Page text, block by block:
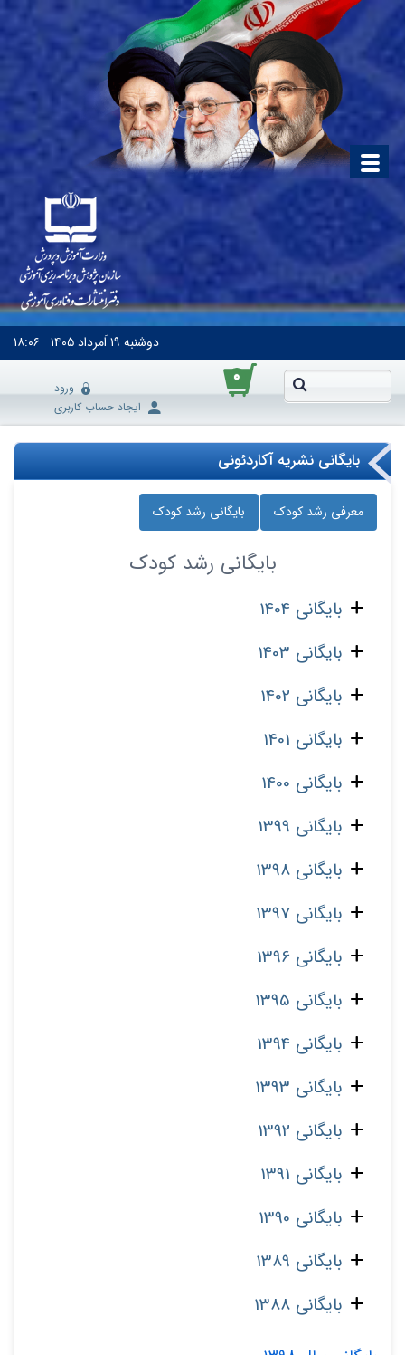
دوشنبه ۱۹ اَمرداد ۱۴۰۵ ۱۸:۰۶
۰
ورود
ایجاد حساب کاربری
بایگانی نشریه آکاردئونی
معرفی رشد کودک بایگانی رشد کودک
بایگانی رشد کودک
بایگانی 1404
بایگانی 1403
بایگانی 1402
بایگانی 1401
بایگانی 1400
بایگانی 1399
بایگانی 1398
بایگانی 1397
بایگانی 1396
بایگانی 1395
بایگانی 1394
بایگانی 1393
بایگانی 1392
بایگانی 1391
بایگانی 1390
بایگانی 1389
بایگانی 1388